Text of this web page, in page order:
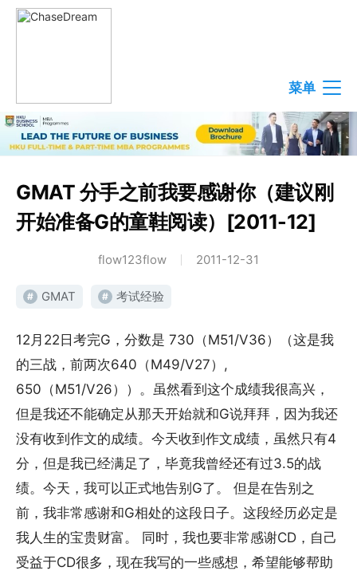
菜单
GMAT 分手之前我要感谢你（建议刚
开始准备G的童鞋阅读）[2011-12]
flow123flow 2011-12-31
# GMAT # 考试经验
12月22日考完G，分数是 730（M51/V36）（这是我
的三战，前两次640（M49/V27）,
650（M51/V26））。虽然看到这个成绩我很高兴，
但是我还不能确定从那天开始就和G说拜拜，因为我还
没有收到作文的成绩。今天收到作文成绩，虽然只有4
分，但是我已经满足了，毕竟我曾经还有过3.5的战
绩。今天，我可以正式地告别G了。 但是在告别之
前，我非常感谢和G相处的这段日子。这段经历必定是
我人生的宝贵财富。 同时，我也要非常感谢CD，自己
受益于CD很多，现在我写的一些感想，希望能够帮助